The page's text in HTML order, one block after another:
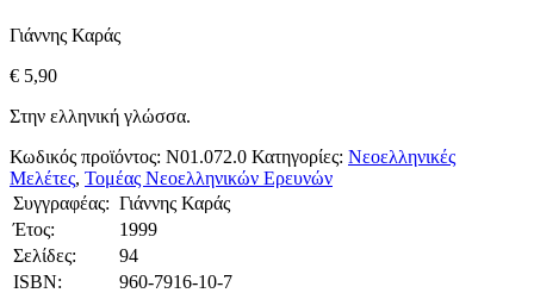
Γιάννης Καράς
€ 5,90
Στην ελληνική γλώσσα.
Κωδικός προϊόντος: N01.072.0 Κατηγορίες: Νεοελληνικές
Μελέτες, Τομέας Νεοελληνικών Ερευνών
Συγγραφέας: Γιάννης Καράς
Έτος:
1999
Σελίδες:
94
ISBN:
960-7916-10-7